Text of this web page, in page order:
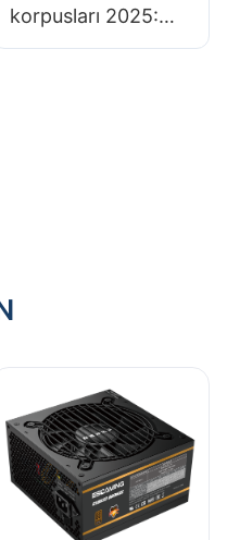
korpusları 2025:
Portativ qutular